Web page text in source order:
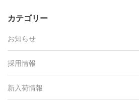
カテゴリー
お知らせ
採用情報
新入荷情報